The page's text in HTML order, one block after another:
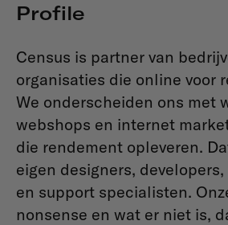
Profile
Census is partner van
organisaties die online voor
We onderscheiden ons met
webshops en internet
die rendement opleveren.
eigen designers,
en support specialisten.
nonsense en wat er niet is,